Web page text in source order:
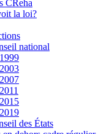
CReha
la loi?
national
des États